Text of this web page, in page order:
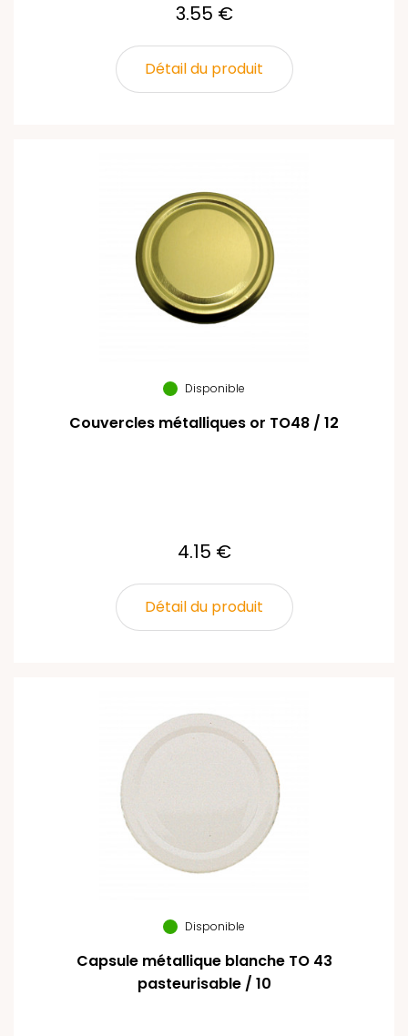
3.55 €
Détail du produit
Disponible
Couvercles métalliques or TO48 / 12
4.15 €
Détail du produit
Disponible
Capsule métallique blanche TO 43
pasteurisable / 10